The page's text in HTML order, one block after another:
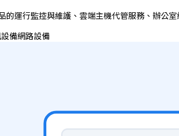
運行監控與維護、雲端主機代管服務、辦公
備網路設備